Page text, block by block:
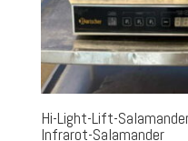
Hi-Light-Lift-
Infrarot-Salamander